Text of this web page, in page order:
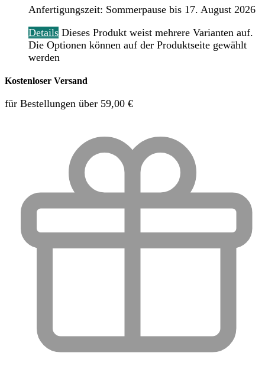
Anfertigungszeit: Sommerpause bis 17. August 2026
Details Dieses Produkt weist mehrere Varianten auf.
Die Optionen können auf der Produktseite gewählt
werden
Kostenloser Versand
für Bestellungen über 59,00 €